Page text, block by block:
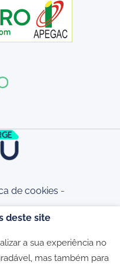
de cookies -
deste site
a sua experiência no
mas também para